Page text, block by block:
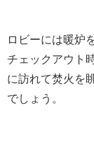
ロビーには暖炉
チェックアウト
に訪れて焚火を
でしょう。